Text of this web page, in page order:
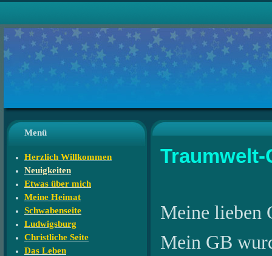
Menü
Herzlich Willkommen
Neuigkeiten
Etwas über mich
Meine Heimat
Schwabenseite
Ludwigsburg
Christliche Seite
Das Leben
Meine lieben
Mein GB